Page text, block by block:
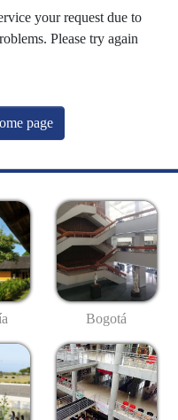
your request due to
Please try again
page
Bogotá